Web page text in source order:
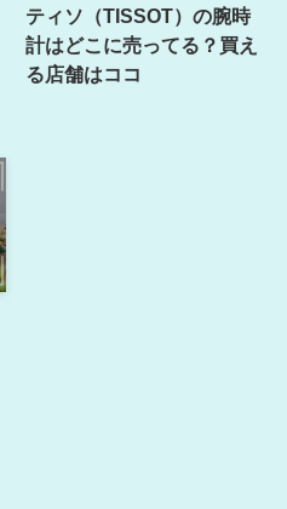
ティソ（TISSOT）の腕時
計はどこに売ってる？買え
る店舗はココ